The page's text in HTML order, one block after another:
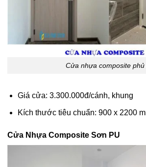
Cửa nhựa composite phủ
Giá cửa: 3.300.000đ/cánh, khung
Kích thước tiêu chuẩn: 900 x 2200
Cửa Nhựa Composite Sơn PU